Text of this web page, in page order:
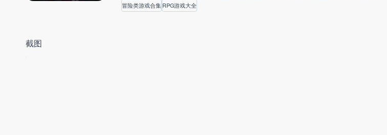
冒险类游戏合集 RPG游戏大全
截图